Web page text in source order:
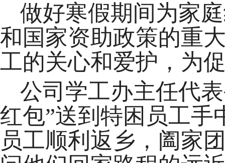
做好寒假期间为家
和国家资助政策的重
工的关心和爱护，为
公司学工办主任代
红包”送到特困员工手
员工顺利返乡，阖家